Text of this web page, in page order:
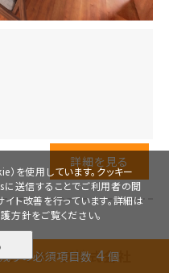
残りの必須項目数 4個
詳細を見る
メイキング株式会社
）を使用しています。クッキー
送信することでご利用者の閲
ト改善を行っています。詳細は
方針をご覧ください。